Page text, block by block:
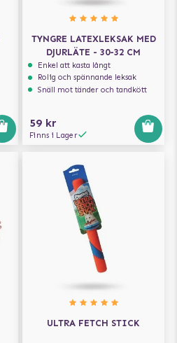
TYNGRE LATEXLEKSAK MED
DJURLÄTE - 30-32 CM
Enkel att kasta långt
Rolig och spännande leksak
Snäll mot tänder och tandkött
59 kr
Finns i Lager
ULTRA FETCH STICK